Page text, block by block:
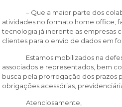
– Que a maior parte dos
atividades no formato home office,
tecnologia já inerente as empresas
clientes para o envio de dados em
Estamos mobilizados na defesa
associados e representados, bem
busca pela prorrogação dos prazos
obrigações acessórias,
Atenciosamente,